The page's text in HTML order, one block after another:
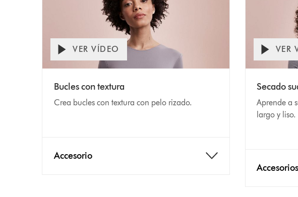
VER VÍDEO
Bucles con textura
Crea bucles con textura con pelo rizado.
Accesorio
VER
Secado
Aprende a
largo y liso.
Accesorios